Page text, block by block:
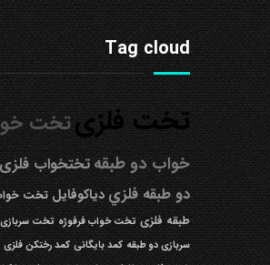
Tag cloud
تخت فلزیتخت
خواب دو طبقهتختخواب فلزی
دو طبقه فلزيدیاکوفایل تخت
طبقه فلزی تخت خواب فرفوژه تخت سربازی
سربازی دو طبقه کمد بایگانی کمد رختکن فلزی